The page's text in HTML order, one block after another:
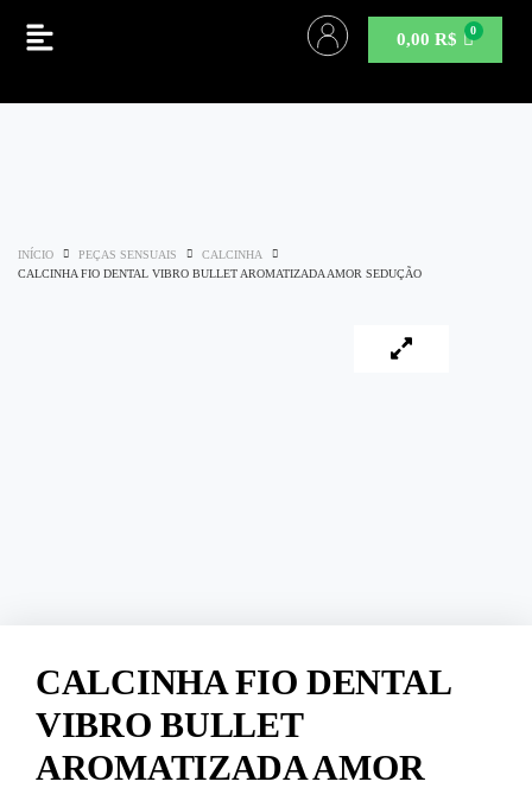
0,00R$
INÍCIO PEÇAS SENSUAIS
CALCINHA
CALCINHA FIO DENTAL VIBRO BULLET AROMATIZADA AMOR SEDUÇÃO
CALCINHA FIO DENTAL
VIBRO BULLET
AROMATIZADA AMOR